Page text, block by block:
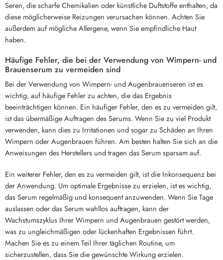
Seren, die scharfe Chemikalien oder künstliche Duftstoffe enthalten, da
diese möglicherweise Reizungen verursachen können. Achten Sie
außerdem auf mögliche Allergene, wenn Sie empfindliche Haut
haben.
Häufige Fehler, die bei der Verwendung von Wimpern- und
Brauenserum zu vermeiden sind
Bei der Verwendung von Wimpern- und Augenbrauenseren ist es
wichtig, auf häufige Fehler zu achten, die das Ergebnis
beeinträchtigen können. Ein häufiger Fehler, den es zu vermeiden gilt,
ist das übermäßige Auftragen des Serums. Wenn Sie zu viel Produkt
verwenden, kann dies zu Irritationen und sogar zu Schäden an Ihren
Wimpern oder Augenbrauen führen. Am besten halten Sie sich an die
Anweisungen des Herstellers und tragen das Serum sparsam auf.
Ein weiterer Fehler, den es zu vermeiden gilt, ist die Inkonsequenz bei
der Anwendung. Um optimale Ergebnisse zu erzielen, ist es wichtig,
das Serum regelmäßig und konsequent anzuwenden. Wenn Sie Tage
auslassen oder das Serum wahllos auftragen, kann der
Wachstumszyklus Ihrer Wimpern und Augenbrauen gestört werden,
was zu ungleichmäßigen oder lückenhaften Ergebnissen führt.
Machen Sie es zu einem Teil Ihrer täglichen Routine, um
sicherzustellen, dass Sie die gewünschte Wirkung erzielen.